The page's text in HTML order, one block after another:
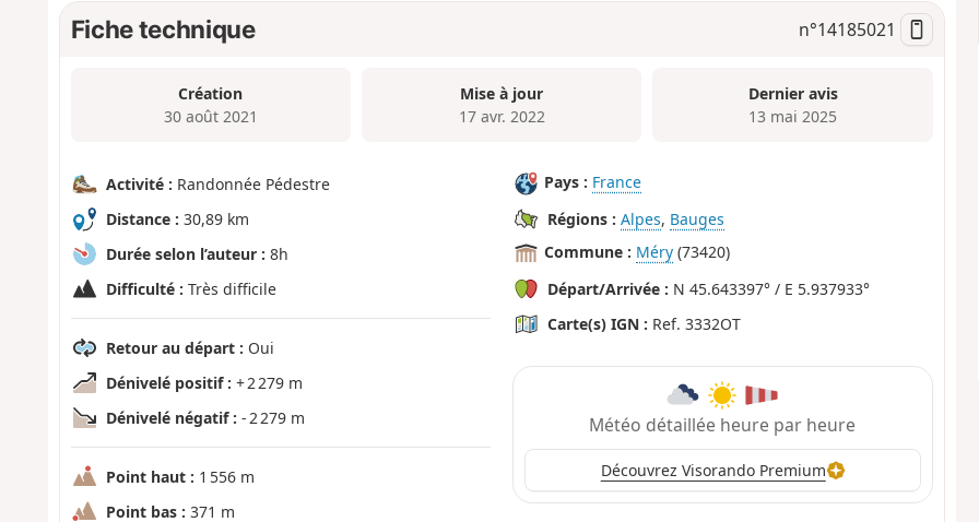
Fiche technique n°14185021
Création
30 août 2021
Mise à jour
17 avr. 2022
Dernier avis
13 mai 2025
Activité : Randonnée Pédestre
Distance : 30,89 km
Durée selon l’auteur : 8h
Difficulté : Très difficile
Retour au départ : Oui
Dénivelé positif : + 2 279 m
Dénivelé négatif : - 2 279 m
Point haut : 1 556 m
Point bas : 371 m
Pays : France
Régions : Alpes, Bauges
Commune : Méry (73420)
Départ/Arrivée : N 45.643397° / E 5.937933°
Carte(s) IGN : Ref. 3332OT
Météo détaillée heure par heure
Découvrez Visorando Premium